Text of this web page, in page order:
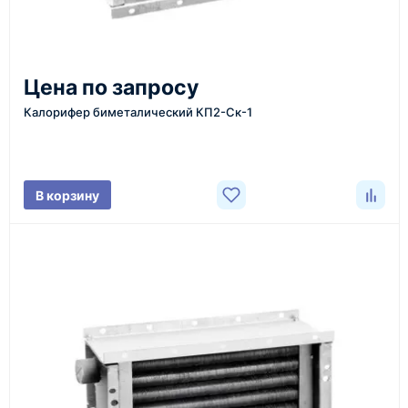
средний срок доставки по большинству поставок
проверка товара перед отправкой клиенту
Как оформить заказ
Цена по запросу
Калорифер биметалический КП2-Ск-1
В корзину